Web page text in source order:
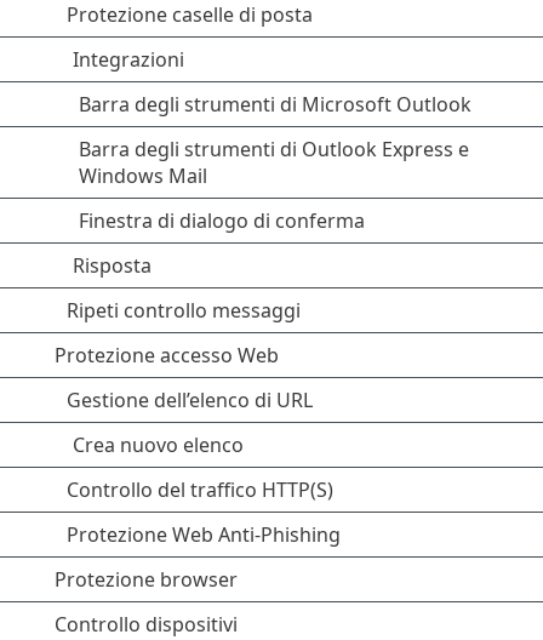
Protezione caselle di posta
Integrazioni
Barra degli strumenti di Microsoft Outlook
Barra degli strumenti di Outlook Express e
Windows Mail
Finestra di dialogo di conferma
Risposta
Ripeti controllo messaggi
Protezione accesso Web
Gestione dell’elenco di URL
Crea nuovo elenco
Controllo del traffico HTTP(S)
Protezione Web Anti-Phishing
Protezione browser
Controllo dispositivi